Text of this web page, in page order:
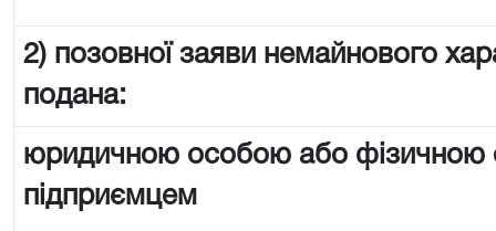
2) позовної заяви немайнового
подана:
юридичною особою або
підприємцем